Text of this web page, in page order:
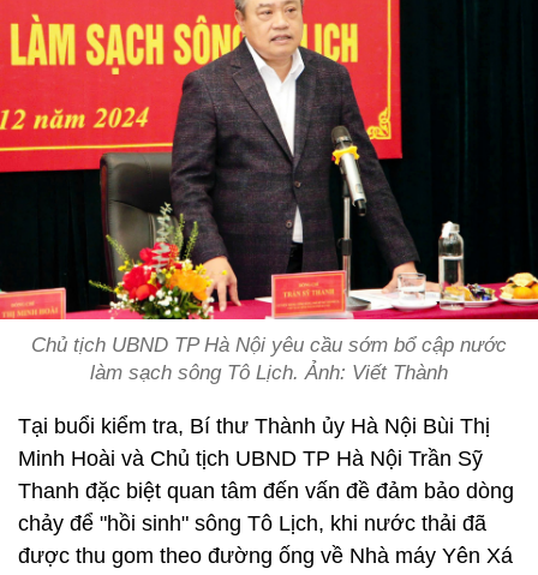
Chủ tịch UBND TP Hà Nội yêu cầu sớm bổ cập nước
làm sạch sông Tô Lịch. Ảnh: Viết Thành
Tại buổi kiểm tra, Bí thư Thành ủy Hà Nội Bùi Thị
Minh Hoài và Chủ tịch UBND TP Hà Nội Trần Sỹ
Thanh đặc biệt quan tâm đến vấn đề đảm bảo dòng
chảy để "hồi sinh" sông Tô Lịch, khi nước thải đã
được thu gom theo đường ống về Nhà máy Yên Xá